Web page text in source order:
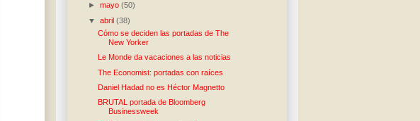
►mayo(50)
▼abril(38)
Cómo se deciden las portadas de The
New Yorker
Le Monde da vacaciones a las noticias
The Economist: portadas con raíces
Daniel Hadad no es Héctor Magnetto
BRUTAL portada de Bloomberg
Businessweek